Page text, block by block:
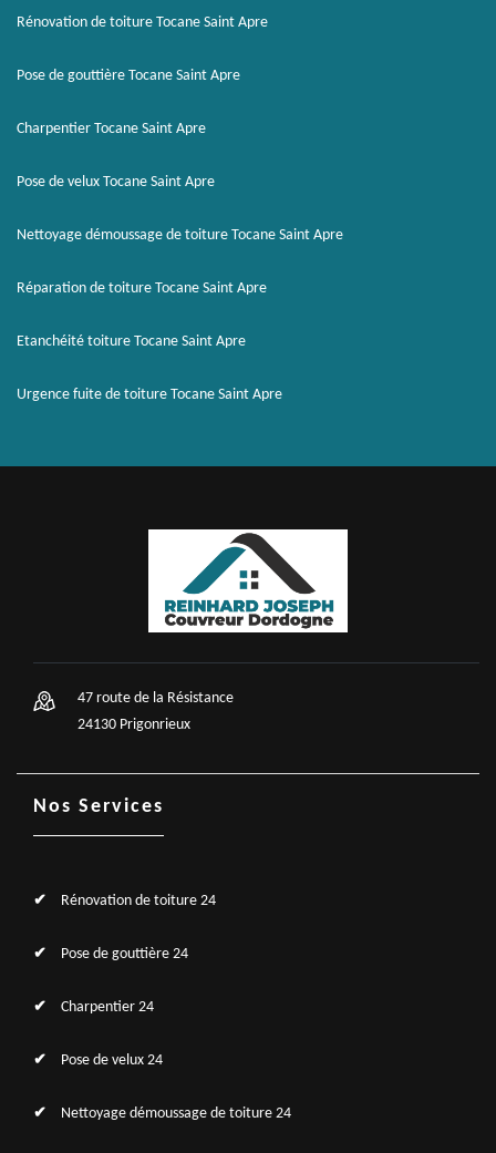
Rénovation de toiture Tocane Saint Apre
Pose de gouttière Tocane Saint Apre
Charpentier Tocane Saint Apre
Pose de velux Tocane Saint Apre
Nettoyage démoussage de toiture Tocane Saint Apre
Réparation de toiture Tocane Saint Apre
Etanchéité toiture Tocane Saint Apre
Urgence fuite de toiture Tocane Saint Apre
47 route de la Résistance
24130 Prigonrieux
Nos Services
Rénovation de toiture 24
Pose de gouttière 24
Charpentier 24
Pose de velux 24
Nettoyage démoussage de toiture 24